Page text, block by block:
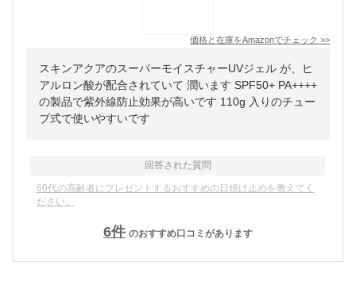
価格と在庫をAmazonでチェック >>
スキンアクアのスーパーモイスチャーUVジェル が、ヒ
アルロン酸が配合されていて 潤います SPF50+ PA++++
の製品で紫外線防止効果が高いです 110g 入りのチュー
ブ式で使いやすいです
回答された質問
60代の高齢者にプレゼントするおすすめの日焼け止めを教えてく
ださい。
6件 のおすすめ口コミがあります